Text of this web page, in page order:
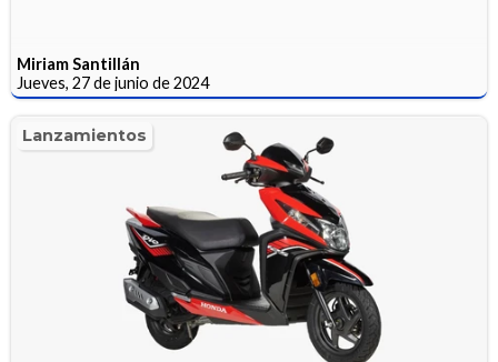
Miriam Santillán
Jueves, 27 de junio de 2024
Lanzamientos